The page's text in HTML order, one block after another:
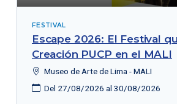
FESTIVAL
Escape 2026: El Festival
Creación PUCP en el MALI
Museo de Arte de Lima - MALI
Del 27/08/2026 al 30/08/2026